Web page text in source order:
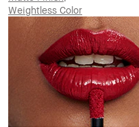
Weightless Color